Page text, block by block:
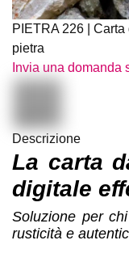
PIETRA 226 |
pietra
Invia una domanda
Descrizione
La carta
digitale
Soluzione per chi
autenticità agli